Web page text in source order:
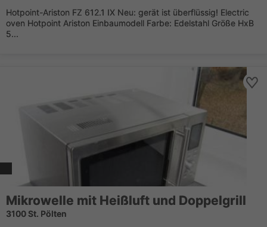
Hotpoint-Ariston FZ 612.1 IX Neu: gerät ist überflüssig! Electric
oven Hotpoint Ariston Einbaumodell Farbe: Edelstahl Größe HxB
5...
Mikrowelle mit Heißluft und Doppelgrill
3100 St. Pölten